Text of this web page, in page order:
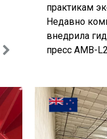
практикам
Недавно
внедрила
пресс AMB-
услуг в
клиент,